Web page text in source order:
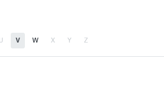
V W X Y Z